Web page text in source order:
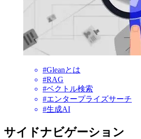
#Gleanとは
#RAG
#ベクトル検索
#エンタープライズサーチ
#生成AI
サイドナビゲーション